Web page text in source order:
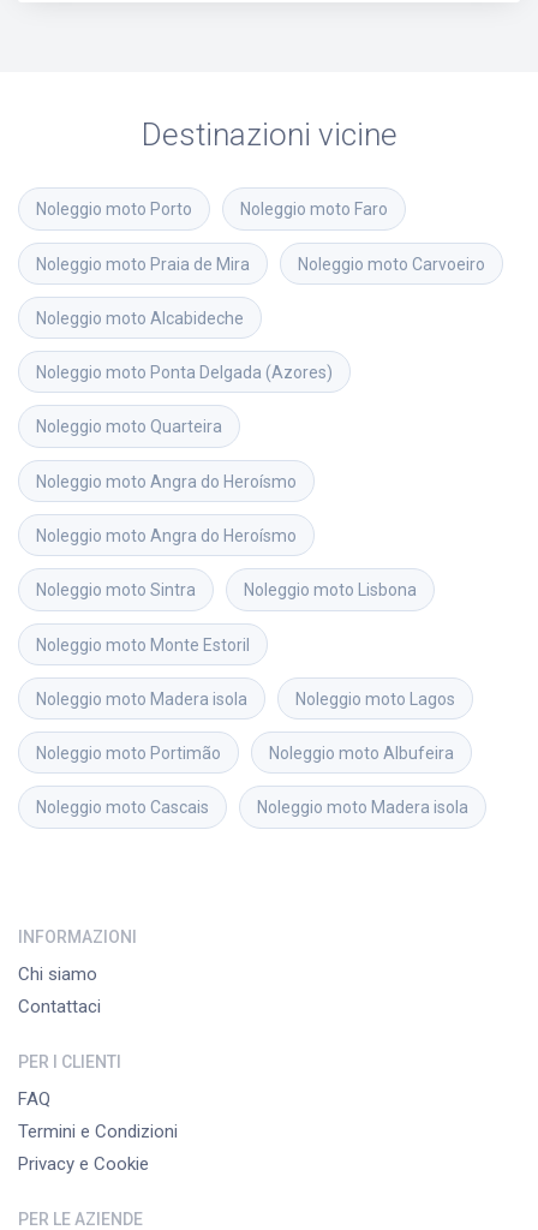
Destinazioni vicine
Noleggio moto Porto Noleggio moto Faro
Noleggio moto Praia de Mira Noleggio moto Carvoeiro
Noleggio moto Alcabideche
Noleggio moto Ponta Delgada (Azores)
Noleggio moto Quarteira
Noleggio moto Angra do Heroísmo
Noleggio moto Angra do Heroísmo
Noleggio moto Sintra Noleggio moto Lisbona
Noleggio moto Monte Estoril
Noleggio moto Madera isola Noleggio moto Lagos
Noleggio moto Portimão Noleggio moto Albufeira
Noleggio moto Cascais Noleggio moto Madera isola
INFORMAZIONI
Chi siamo
Contattaci
PER I CLIENTI
FAQ
Termini e Condizioni
Privacy e Cookie
PER LE AZIENDE